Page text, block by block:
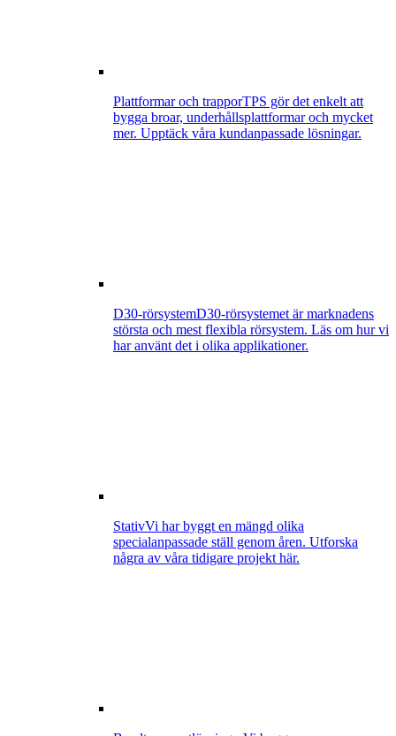
Plattformar och trapporTPS gör det enkelt att
bygga broar, underhållsplattformar och mycket
mer. Upptäck våra kundanpassade lösningar.
D30-rörsystemD30-rörsystemet är marknadens
största och mest flexibla rörsystem. Läs om hur vi
har använt det i olika applikationer.
StativVi har byggt en mängd olika
specialanpassade ställ genom åren. Utforska
några av våra tidigare projekt här.